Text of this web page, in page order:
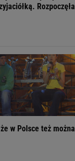
Rozpoczęła
w Polsce też można